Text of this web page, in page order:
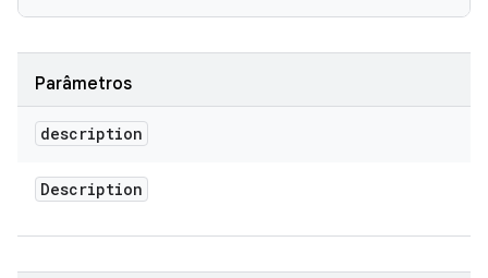
Parâmetros
description
Description